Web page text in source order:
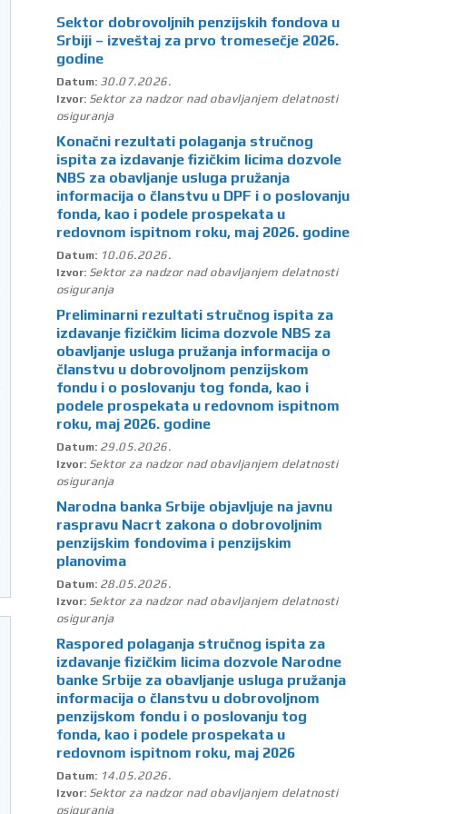
Sektor dobrovoljnih penzijskih fondova u
Srbiji – izveštaj za prvo tromesečje 2026.
godine
Datum: 30.07.2026.
Izvor: Sektor za nadzor nad obavljanjem delatnosti
osiguranja
Konačni rezultati polaganja stručnog
ispita za izdavanje fizičkim licima dozvole
NBS za obavljanje usluga pružanja
informacija o članstvu u DPF i o poslovanju
fonda, kao i podele prospekata u
redovnom ispitnom roku, maj 2026. godine
Datum: 10.06.2026.
Izvor: Sektor za nadzor nad obavljanjem delatnosti
osiguranja
Preliminarni rezultati stručnog ispita za
izdavanje fizičkim licima dozvole NBS za
obavljanje usluga pružanja informacija o
članstvu u dobrovoljnom penzijskom
fondu i o poslovanju tog fonda, kao i
podele prospekata u redovnom ispitnom
roku, maj 2026. godine
Datum: 29.05.2026.
Izvor: Sektor za nadzor nad obavljanjem delatnosti
osiguranja
Narodna banka Srbije objavljuje na javnu
raspravu Nacrt zakona o dobrovoljnim
penzijskim fondovima i penzijskim
planovima
Datum: 28.05.2026.
Izvor: Sektor za nadzor nad obavljanjem delatnosti
osiguranja
Raspored polaganja stručnog ispita za
izdavanje fizičkim licima dozvole Narodne
banke Srbije za obavljanje usluga pružanja
informacija o članstvu u dobrovoljnom
penzijskom fondu i o poslovanju tog
fonda, kao i podele prospekata u
redovnom ispitnom roku, maj 2026
Datum: 14.05.2026.
Izvor: Sektor za nadzor nad obavljanjem delatnosti
osiguranja